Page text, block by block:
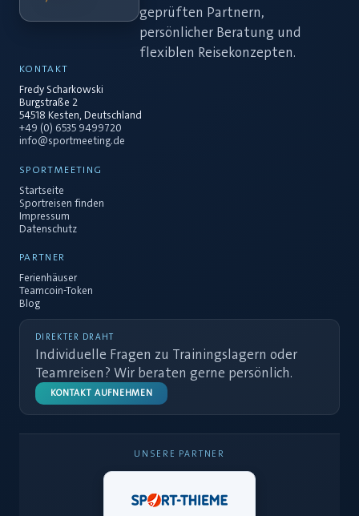
geprüften Partnern,
persönlicher Beratung und
flexiblen Reisekonzepten.
KONTAKT
Fredy Scharkowski
Burgstraße 2
54518 Kesten, Deutschland
+49 (0) 6535 9499720
info@sportmeeting.de
SPORTMEETING
Startseite
Sportreisen finden
Impressum
Datenschutz
PARTNER
Ferienhäuser
Teamcoin-Token
Blog
DIREKTER DRAHT
Individuelle Fragen zu Trainingslagern oder
Teamreisen? Wir beraten gerne persönlich.
KONTAKT AUFNEHMEN
UNSERE PARTNER